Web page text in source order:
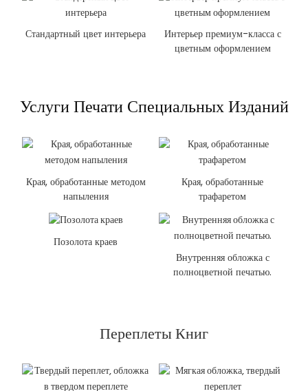
Стандартный цвет интерьера
Интерьер премиум-класса с
цветным оформлением
Услуги Печати Специальных Изданий
Края, обработанные методом
напыления
Края, обработанные
трафаретом
Позолота краев
Внутренняя обложка с
полноцветной печатью.
Переплеты Книг